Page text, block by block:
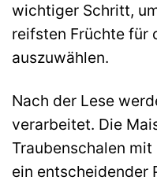
wichtiger Schritt,
reifsten Früchte für
auszuwählen.
Nach der Lese
verarbeitet. Die
Traubenschalen
ein entscheidender